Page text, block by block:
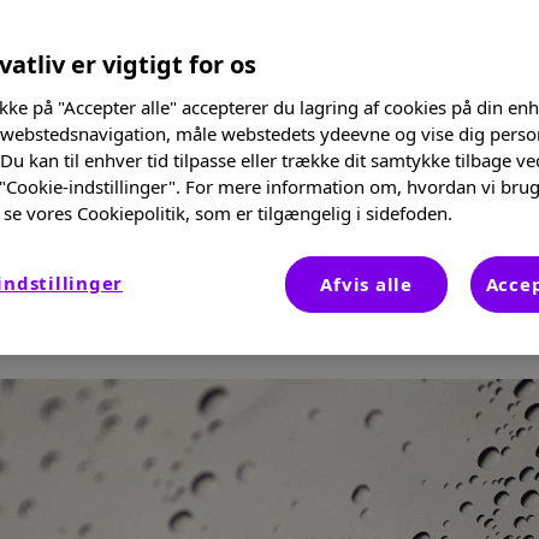
kastede sig over myterne
hvad man lover – det synes jeg
berørt emnet, men jeg kan altså
skrive, og forhåbentligt lige så
og oprigtigt lægehjerte. Er du
er vigtigt for os
på "Accepter alle" accepterer du lagring af cookies på din
måle webstedets ydeevne og vise dig
kan til enhver tid tilpasse eller trække dit samtykke tilbage
indstillinger". For mere information om, hvordan vi
se vores Cookiepolitik, som er tilgængelig i sidefoden.
Afvis alle